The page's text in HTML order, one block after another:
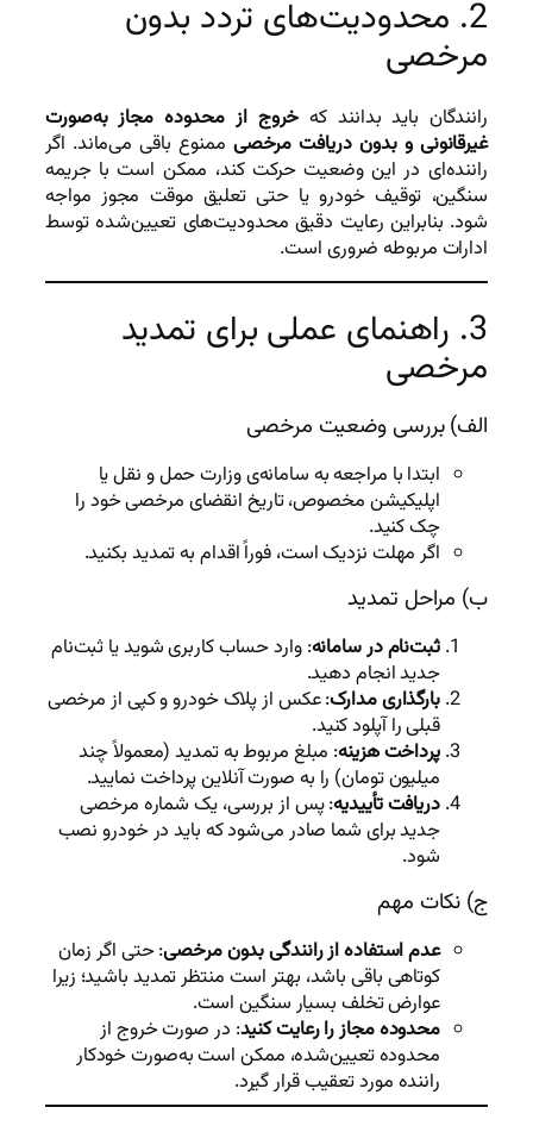
2. محدودیت‌های تردد بدون
مرخصی
رانندگان باید بدانند که خروج از محدوده مجاز به‌صورت
غیرقانونی و بدون دریافت مرخصی ممنوع باقی می‌ماند. اگر
راننده‌ای در این وضعیت حرکت کند، ممکن است با جریمه
سنگین، توقیف خودرو یا حتی تعلیق موقت مجوز مواجه
شود. بنابراین رعایت دقیق محدودیت‌های تعیین‌شده توسط
ادارات مربوطه ضروری است.
3. راهنمای عملی برای تمدید
مرخصی
الف) بررسی وضعیت مرخصی
ابتدا با مراجعه به سامانه‌ی وزارت حمل و نقل یا
اپلیکیشن مخصوص، تاریخ انقضای مرخصی خود را
چک کنید.
اگر مهلت نزدیک است، فوراً اقدام به تمدید بکنید.
ب) مراحل تمدید
ثبت‌نام در سامانه: وارد حساب کاربری شوید یا ثبت‌نام
جدید انجام دهید.
بارگذاری مدارک: عکس از پلاک خودرو و کپی از مرخصی
قبلی را آپلود کنید.
پرداخت هزینه: مبلغ مربوط به تمدید (معمولاً چند
میلیون تومان) را به صورت آنلاین پرداخت نمایید.
دریافت تأییدیه: پس از بررسی، یک شماره مرخصی
جدید برای شما صادر می‌شود که باید در خودرو نصب
شود.
ج) نکات مهم
عدم استفاده از رانندگی بدون مرخصی: حتی اگر زمان
کوتاهی باقی باشد، بهتر است منتظر تمدید باشید؛ زیرا
عوارض تخلف بسیار سنگین است.
محدوده مجاز را رعایت کنید: در صورت خروج از
محدوده تعیین‌شده، ممکن است به‌صورت خودکار
راننده مورد تعقیب قرار گیرد.